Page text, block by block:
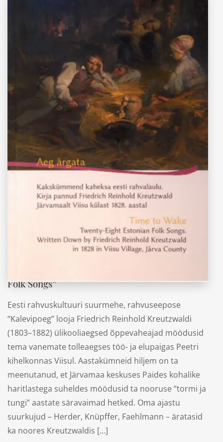
Folk Songs”
Eesti rahvuskultuuri suurmehe, rahvuseepose
“Kalevipoeg” looja Friedrich Reinhold Kreutzwaldi
(1803–1882) ülikooliaegsed õppevaheajad möödusid
tema vanemate tolleaegses töö- ja elupaigas Peetri
kihelkonnas Viisul. Aastakümneid hiljem on ta
meenutanud, et Järvamaa keskuses Paides kohalike
haritlastega suheldes möödusid ta nooruse “tormi ja
tungi” aastate säravaimad hetked. Oma ajastu
suurkujud – Herder, Knüpffer, Faehlmann – äratasid
ka noores Kreutzwaldis […]